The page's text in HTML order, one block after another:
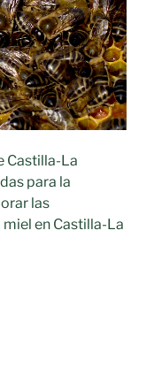
Castilla-La
para la
las
en Castilla-La